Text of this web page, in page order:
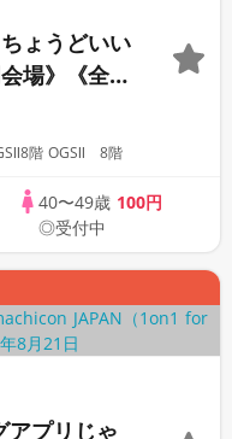
ょうどいい
場》《全席
開催地住所：東京都台東区上野4丁目6-4 OGSⅡ8階 OGSⅡ 8階
40〜49歳 100円
◎受付中
アプリじゃ